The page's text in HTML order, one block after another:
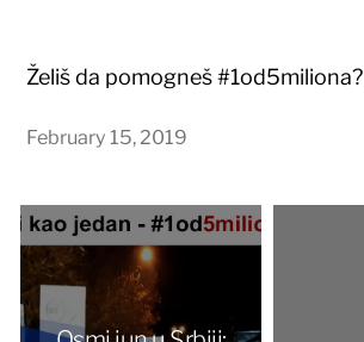
Želiš da pomogneš #1od5miliona?
February 15, 2019